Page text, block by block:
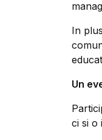
In
Un
ci si o